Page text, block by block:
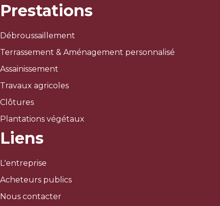
Prestations
Débroussaillement
Terrassement & Aménagement personnalisé
Assainissement
Travaux agricoles
Clôtures
Plantations végétaux
Liens
L'entreprise
Acheteurs publics
Nous contacter